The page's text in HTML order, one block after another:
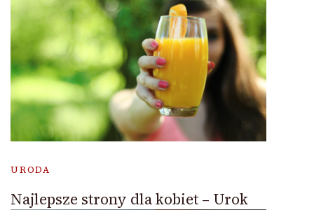
URODA
Najlepsze strony dla kobiet – Urok